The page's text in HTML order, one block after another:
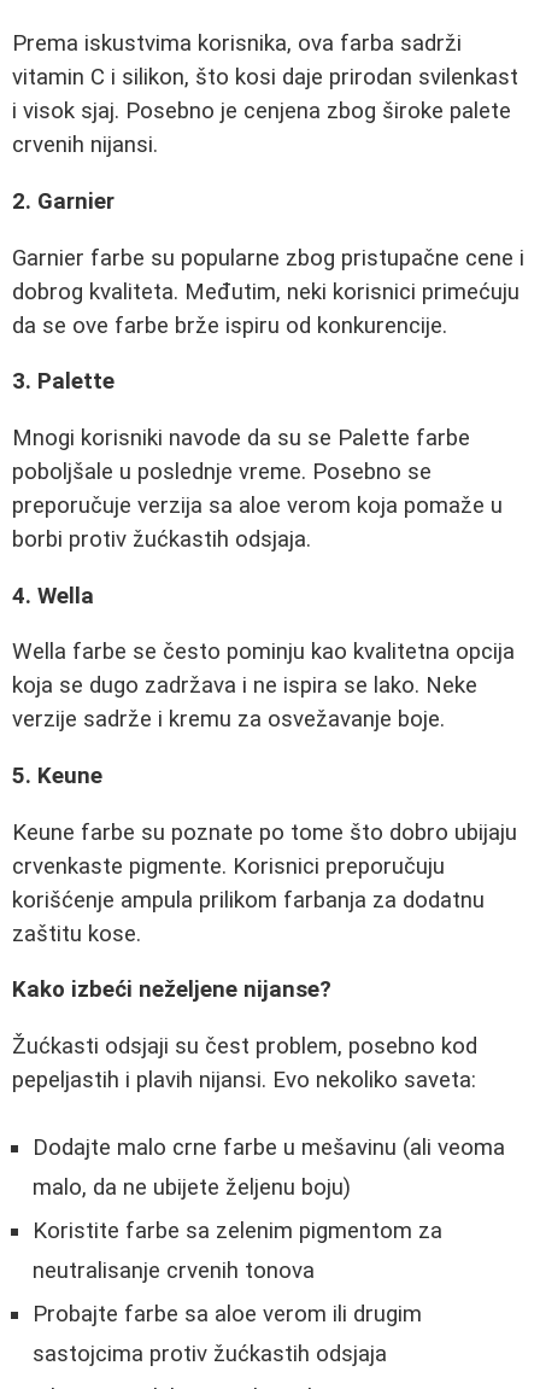
Prema iskustvima korisnika, ova farba sadrži
vitamin C i silikon, što kosi daje prirodan svilenkast
i visok sjaj. Posebno je cenjena zbog široke palete
crvenih nijansi.
2. Garnier
Garnier farbe su popularne zbog pristupačne cene i
dobrog kvaliteta. Međutim, neki korisnici primećuju
da se ove farbe brže ispiru od konkurencije.
3. Palette
Mnogi korisniki navode da su se Palette farbe
poboljšale u poslednje vreme. Posebno se
preporučuje verzija sa aloe verom koja pomaže u
borbi protiv žućkastih odsjaja.
4. Wella
Wella farbe se često pominju kao kvalitetna opcija
koja se dugo zadržava i ne ispira se lako. Neke
verzije sadrže i kremu za osvežavanje boje.
5. Keune
Keune farbe su poznate po tome što dobro ubijaju
crvenkaste pigmente. Korisnici preporučuju
korišćenje ampula prilikom farbanja za dodatnu
zaštitu kose.
Kako izbeći neželjene nijanse?
Žućkasti odsjaji su čest problem, posebno kod
pepeljastih i plavih nijansi. Evo nekoliko saveta:
Dodajte malo crne farbe u mešavinu (ali veoma
malo, da ne ubijete željenu boju)
Koristite farbe sa zelenim pigmentom za
neutralisanje crvenih tonova
Probajte farbe sa aloe verom ili drugim
sastojcima protiv žućkastih odsjaja